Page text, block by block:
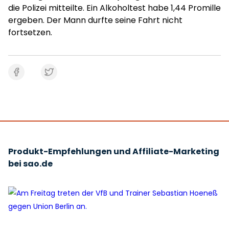
die Polizei mitteilte. Ein Alkoholtest habe 1,44 Promille
ergeben. Der Mann durfte seine Fahrt nicht
fortsetzen.
Produkt-Empfehlungen und Affiliate-Marketing
bei sao.de